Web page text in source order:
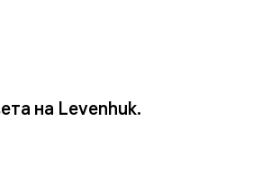
на Levenhuk.